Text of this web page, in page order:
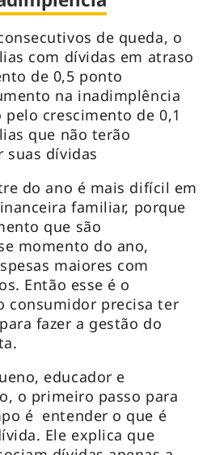
de queda, o
com dívidas em atraso
de 0,5 ponto
na inadimplência
crescimento de 0,1
que não terão
suas dívidas
do ano é mais difícil em
familiar, porque
que são
momento do ano,
maiores com
Então esse é o
consumidor precisa ter
fazer a gestão do
educador e
o primeiro passo para
é entender o que é
Ele explica que